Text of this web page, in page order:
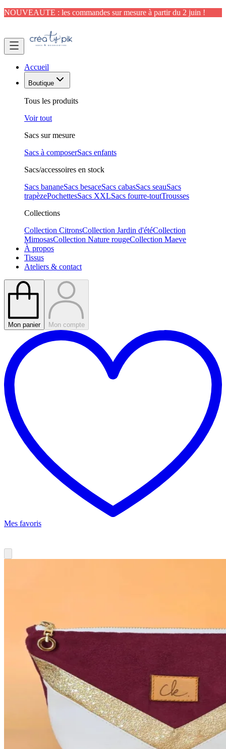
NOUVEAUTE : les commandes sur mesure à partir du 2 juin !
Accueil
Boutique
Tous les produits
Voir tout
Sacs sur mesure
Sacs à composerSacs enfants
Sacs/accessoires en stock
Sacs bananeSacs besaceSacs cabasSacs seauSacs
trapèzePochettesSacs XXLSacs fourre-toutTrousses
Collections
Collection CitronsCollection Jardin d'étéCollection
MimosasCollection Nature rougeCollection Maeve
À propos
Tissus
Ateliers & contact
Mon panier Mon compte
Mes favoris